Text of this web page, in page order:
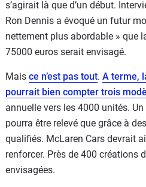
s’agirait là que d’un début.
Ron Dennis a évoqué un futur
nettement plus abordable » que
75000 euros serait envisagé.
Mais ce n’est pas tout. A terme,
pourrait bien compter trois
annuelle vers les 4000 unités.
pourra être relevé que grâce à
qualifiés. McLaren Cars devrait
renforcer. Près de 400 créations
envisagées.